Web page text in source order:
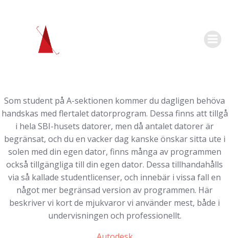
Som student på A-sektionen kommer du dagligen behöva
handskas med flertalet datorprogram. Dessa finns att tillgå
i hela SBI-husets datorer, men då antalet datorer är
begränsat, och du en vacker dag kanske önskar sitta ute i
solen med din egen dator, finns många av programmen
också tillgängliga till din egen dator. Dessa tillhandahålls
via så kallade studentlicenser, och innebär i vissa fall en
något mer begränsad version av programmen. Här
beskriver vi kort de mjukvaror vi använder mest, både i
undervisningen och professionellt.